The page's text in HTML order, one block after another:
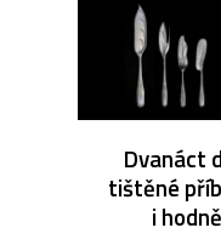
Dvanáct
tištěné
i